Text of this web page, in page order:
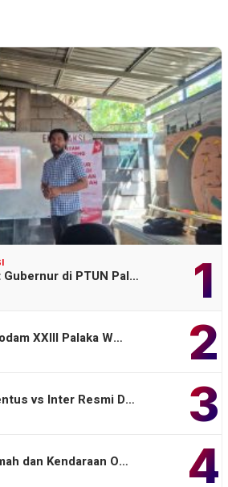
1
di PTUN Pal…
2
XXIII Palaka W…
3
vs Inter Resmi D…
4
dan Kendaraan O…